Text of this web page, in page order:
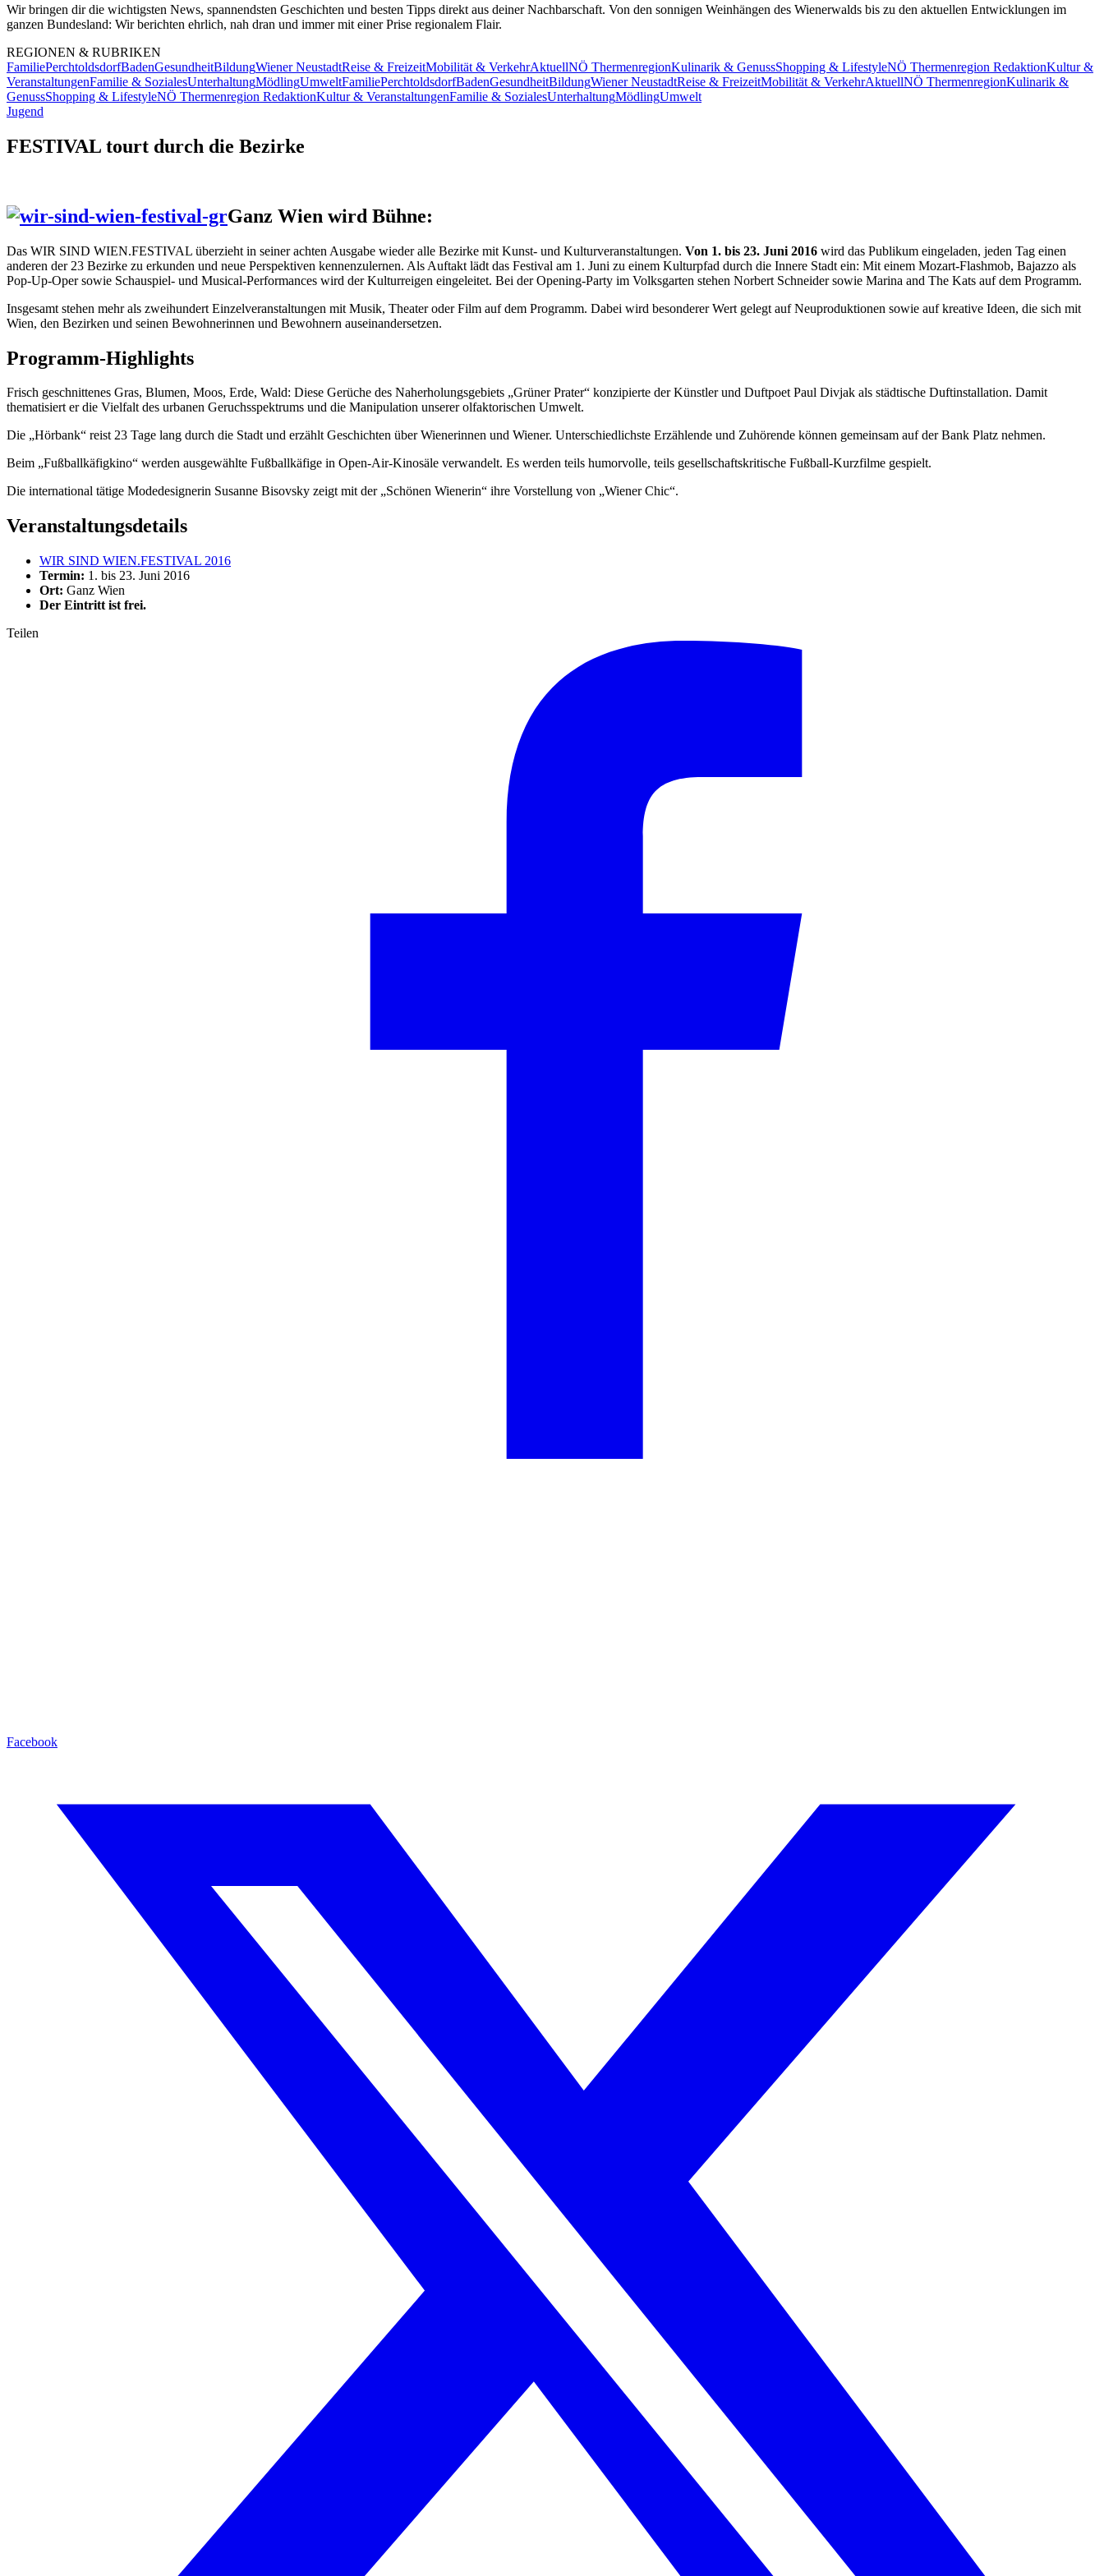
Wir bringen dir die wichtigsten News, spannendsten Geschichten und besten Tipps direkt aus deiner Nachbarschaft. Von den sonnigen Weinhängen des Wienerwalds bis zu den aktuellen Entwicklungen im
ganzen Bundesland: Wir berichten ehrlich, nah dran und immer mit einer Prise regionalem Flair.
REGIONEN & RUBRIKEN
FamiliePerchtoldsdorfBadenGesundheitBildungWiener NeustadtReise & FreizeitMobilität & VerkehrAktuellNÖ ThermenregionKulinarik & GenussShopping & LifestyleNÖ Thermenregion RedaktionKultur &
VeranstaltungenFamilie & SozialesUnterhaltungMödlingUmweltFamiliePerchtoldsdorfBadenGesundheitBildungWiener NeustadtReise & FreizeitMobilität & VerkehrAktuellNÖ ThermenregionKulinarik &
GenussShopping & LifestyleNÖ Thermenregion RedaktionKultur & VeranstaltungenFamilie & SozialesUnterhaltungMödlingUmwelt
Jugend
FESTIVAL tourt durch die Bezirke
Ganz Wien wird Bühne:
Das WIR SIND WIEN.FESTIVAL überzieht in seiner achten Ausgabe wieder alle Bezirke mit Kunst- und Kulturveranstaltungen. Von 1. bis 23. Juni 2016 wird das Publikum eingeladen, jeden Tag einen
anderen der 23 Bezirke zu erkunden und neue Perspektiven kennenzulernen. Als Auftakt lädt das Festival am 1. Juni zu einem Kulturpfad durch die Innere Stadt ein: Mit einem Mozart-Flashmob, Bajazzo als
Pop-Up-Oper sowie Schauspiel- und Musical-Performances wird der Kulturreigen eingeleitet. Bei derOpening-Party im Volksgarten stehen Norbert Schneider sowie Marina and The Kats auf dem Programm.
Insgesamt stehen mehr als zweihundert Einzelveranstaltungen mit Musik, Theater oder Film auf dem Programm. Dabei wird besonderer Wert gelegt auf Neuproduktionen sowie auf kreative Ideen, die sich mit
Wien, den Bezirken und seinen Bewohnerinnen und Bewohnern auseinandersetzen.
Programm-Highlights
Frisch geschnittenes Gras, Blumen, Moos, Erde, Wald: Diese Gerüche des Naherholungsgebiets „Grüner Prater“ konzipierte der Künstler und Duftpoet Paul Divjak als städtische Duftinstallation. Damit
thematisiert er die Vielfalt des urbanen Geruchsspektrums und die Manipulation unserer olfaktorischen Umwelt.
Die „Hörbank“ reist 23 Tage lang durch die Stadt und erzählt Geschichten über Wienerinnen und Wiener. Unterschiedlichste Erzählende und Zuhörende können gemeinsam auf der Bank Platz nehmen.
Beim „Fußballkäfigkino“ werden ausgewählte Fußballkäfige in Open-Air-Kinosäle verwandelt. Es werden teils humorvolle, teils gesellschaftskritische Fußball-Kurzfilme gespielt.
Die international tätige Modedesignerin Susanne Bisovsky zeigt mit der „Schönen Wienerin“ ihre Vorstellung von „Wiener Chic“.
Veranstaltungsdetails
WIR SIND WIEN.FESTIVAL 2016
Termin: 1. bis 23. Juni 2016
Ort: Ganz Wien
Der Eintritt ist frei.
Teilen
Facebook